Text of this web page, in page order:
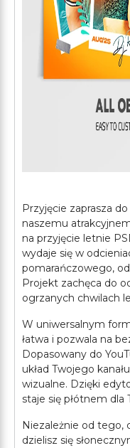
Przyjęcie zaprasza
naszemu
na przyjęcie letnie
wydaje się w
pomarańczowego,
Projekt zachęca do
ogrzanych chwilach
W uniwersalnym
łatwa i pozwala na
Dopasowany do
układ Twojego
wizualne. Dzięki
staje się płótnem
Niezależnie od tego,
dzielisz się